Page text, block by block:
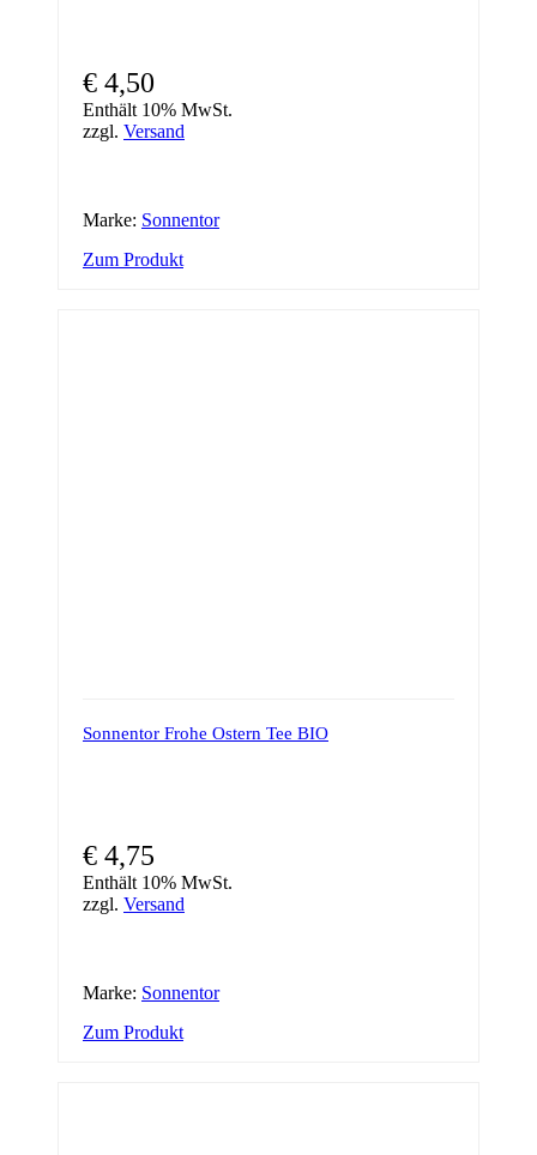
€ 4,50
Enthält 10% MwSt.
zzgl. Versand
Marke: Sonnentor
Zum Produkt
Sonnentor Frohe Ostern Tee BIO
€ 4,75
Enthält 10% MwSt.
zzgl. Versand
Marke: Sonnentor
Zum Produkt